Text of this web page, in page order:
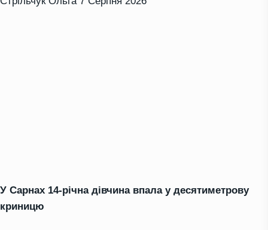
У Сарнах 14-річна дівчина впала у десятиметрову
криницю